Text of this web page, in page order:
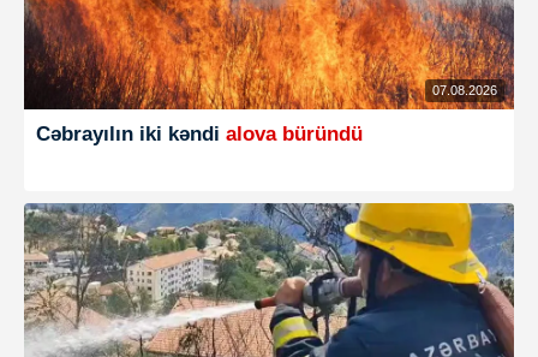
07.08.2026
Cəbrayılın iki kəndi alova büründü